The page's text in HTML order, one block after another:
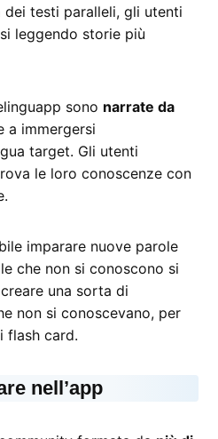
testi paralleli, gli utenti
leggendo storie più
sono narrate da
a immergersi
target. Gli utenti
le loro conoscenze con
imparare nuove parole
che non si conoscono si
una sorta di
non si conoscevano, per
flash card.
nell’app